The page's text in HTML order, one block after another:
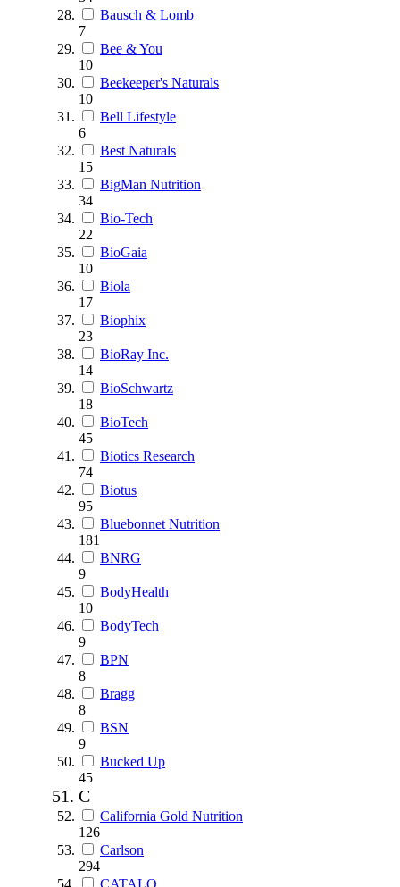
Bausch & Lomb
7
Bee & You
10
Beekeeper's Naturals
10
Bell Lifestyle
6
Best Naturals
15
BigMan Nutrition
34
Bio-Tech
22
BioGaia
10
Biola
17
Biophix
23
BioRay Inc.
14
BioSchwartz
18
BioTech
45
Biotics Research
74
Biotus
95
Bluebonnet Nutrition
181
BNRG
9
BodyHealth
10
BodyTech
9
BPN
8
Bragg
8
BSN
9
Bucked Up
45
C
California Gold Nutrition
126
Carlson
294
CATALO